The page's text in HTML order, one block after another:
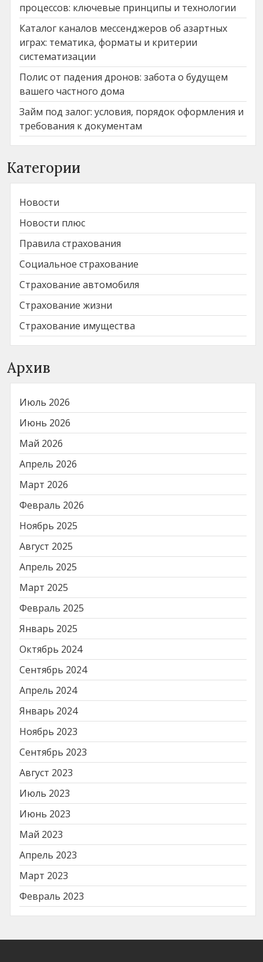
процессов: ключевые принципы и технологии
Каталог каналов мессенджеров об азартных
играх: тематика, форматы и критерии
систематизации
Полис от падения дронов: забота о будущем
вашего частного дома
Займ под залог: условия, порядок оформления и
требования к документам
Категории
Новости
Новости плюс
Правила страхования
Социальное страхование
Страхование автомобиля
Страхование жизни
Страхование имущества
Архив
Июль 2026
Июнь 2026
Май 2026
Апрель 2026
Март 2026
Февраль 2026
Ноябрь 2025
Август 2025
Апрель 2025
Март 2025
Февраль 2025
Январь 2025
Октябрь 2024
Сентябрь 2024
Апрель 2024
Январь 2024
Ноябрь 2023
Сентябрь 2023
Август 2023
Июль 2023
Июнь 2023
Май 2023
Апрель 2023
Март 2023
Февраль 2023